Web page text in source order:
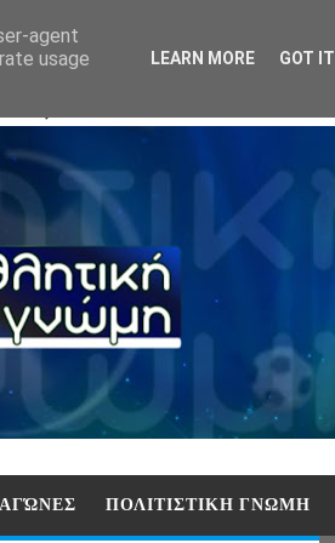
ΑΓΏΝΕΣ ΠΟΛΙΤΙΣΤΙΚΗ ΓΝΩΜΗ
agent
usage
LEARN MORE GOT IT